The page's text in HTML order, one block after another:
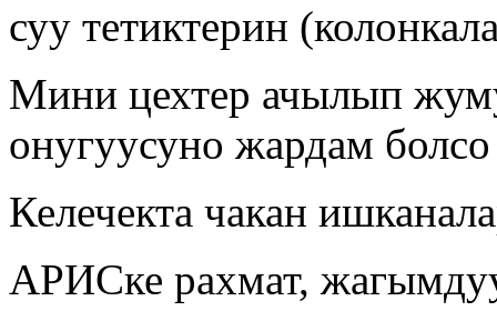
суу тетиктерин
Мини цехтер ачылып
онугуусуно жардам
Келечекта чакан
АРИСке рахмат,